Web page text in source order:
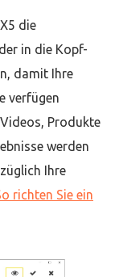
die
in die Kopf-
damit Ihre
verfügen
Produkte
werden
Ihre
richten Sie ein